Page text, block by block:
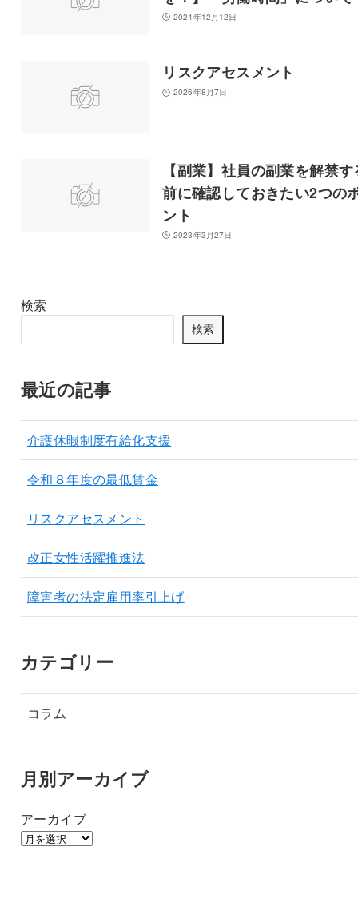
2024年12月12日
リスクアセスメント
2026年8月7日
【副業】社員の副業を解禁す
前に確認しておきたい2つの
ント
2023年3月27日
検索
検索
最近の記事
介護休暇制度有給化支援
令和８年度の最低賃金
リスクアセスメント
改正女性活躍推進法
障害者の法定雇用率引上げ
カテゴリー
コラム
月別アーカイブ
アーカイブ